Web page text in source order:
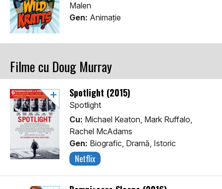
Malen
Gen: Animaţie
Filme cu Doug Murray
Spotlight (2015)
Spotlight
Cu: Michael Keaton, Mark Ruffalo,
Rachel McAdams
Gen: Biografic, Dramă, Istoric
Netflix